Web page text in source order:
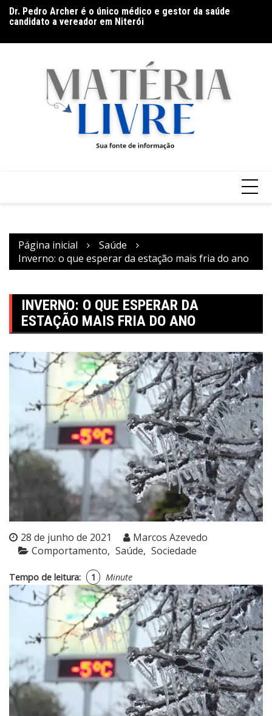
para
conteúdo
candidato a vereador em Niterói
Galeria Murilo Castro promove curso sobre a História da
Página inicial
Saúde
Inverno: o que esperar da estação mais fria do ano
INVERNO: O QUE ESPERAR DA
ESTAÇÃO MAIS FRIA DO ANO
28 de junho de 2021
Marcos Azevedo
Comportamento
Saúde Sociedade
Tempo de leitura: 1 Minute